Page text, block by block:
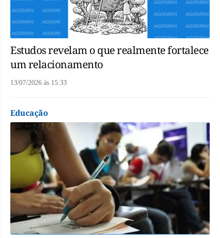
Estudos revelam o que realmente fortalece
um relacionamento
13/07/2026 às 15:33
Educação